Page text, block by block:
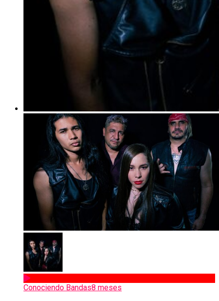
Conociendo Bandas8 meses